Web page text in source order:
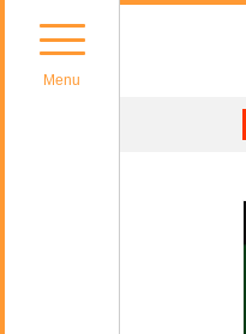
Menu